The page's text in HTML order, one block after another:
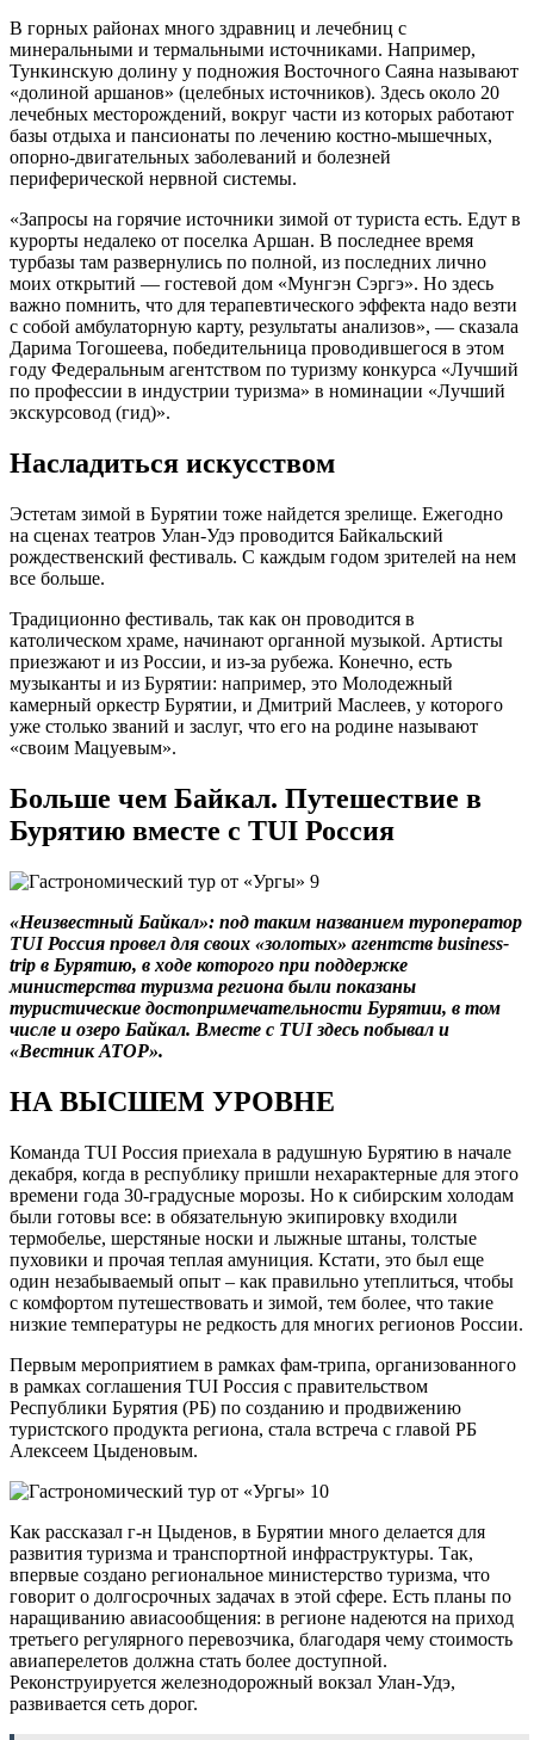
В горных районах много здравниц и лечебниц с
минеральными и термальными источниками. Например,
Тункинскую долину у подножия Восточного Саяна называют
«долиной аршанов» (целебных источников). Здесь около 20
лечебных месторождений, вокруг части из которых работают
базы отдыха и пансионаты по лечению костно-мышечных,
опорно-двигательных заболеваний и болезней
периферической нервной системы.
«Запросы на горячие источники зимой от туриста есть. Едут в
курорты недалеко от поселка Аршан. В последнее время
турбазы там развернулись по полной, из последних лично
моих открытий — гостевой дом «Мунгэн Сэргэ». Но здесь
важно помнить, что для терапевтического эффекта надо везти
с собой амбулаторную карту, результаты анализов», — сказала
Дарима Тогошеева, победительница проводившегося в этом
году Федеральным агентством по туризму конкурса «Лучший
по профессии в индустрии туризма» в номинации «Лучший
экскурсовод (гид)».
Насладиться искусством
Эстетам зимой в Бурятии тоже найдется зрелище. Ежегодно
на сценах театров Улан-Удэ проводится Байкальский
рождественский фестиваль. С каждым годом зрителей на нем
все больше.
Традиционно фестиваль, так как он проводится в
католическом храме, начинают органной музыкой. Артисты
приезжают и из России, и из-за рубежа. Конечно, есть
музыканты и из Бурятии: например, это Молодежный
камерный оркестр Бурятии, и Дмитрий Маслеев, у которого
уже столько званий и заслуг, что его на родине называют
«своим Мацуевым».
Больше чем Байкал. Путешествие в
Бурятию вместе с TUI Россия
«Неизвестный Байкал»: под таким названием туроператор
TUI Россия провел для своих «золотых» агентств business-
trip в Бурятию, в ходе которого при поддержке
министерства туризма региона были показаны
туристические достопримечательности Бурятии, в том
числе и озеро Байкал. Вместе с TUI здесь побывал и
«Вестник АТОР».
НА ВЫСШЕМ УРОВНЕ
Команда TUI Россия приехала в радушную Бурятию в начале
декабря, когда в республику пришли нехарактерные для этого
времени года 30-градусные морозы. Но к сибирским холодам
были готовы все: в обязательную экипировку входили
термобелье, шерстяные носки и лыжные штаны, толстые
пуховики и прочая теплая амуниция. Кстати, это был еще
один незабываемый опыт – как правильно утеплиться, чтобы
с комфортом путешествовать и зимой, тем более, что такие
низкие температуры не редкость для многих регионов России.
Первым мероприятием в рамках фам-трипа, организованного
в рамках соглашения TUI Россия с правительством
Республики Бурятия (РБ) по созданию и продвижению
туристского продукта региона, стала встреча с главой РБ
Алексеем Цыденовым.
Как рассказал г-н Цыденов, в Бурятии много делается для
развития туризма и транспортной инфраструктуры. Так,
впервые создано региональное министерство туризма, что
говорит о долгосрочных задачах в этой сфере. Есть планы по
наращиванию авиасообщения: в регионе надеются на приход
третьего регулярного перевозчика, благодаря чему стоимость
авиаперелетов должна стать более доступной.
Реконструируется железнодорожный вокзал Улан-Удэ,
развивается сеть дорог.